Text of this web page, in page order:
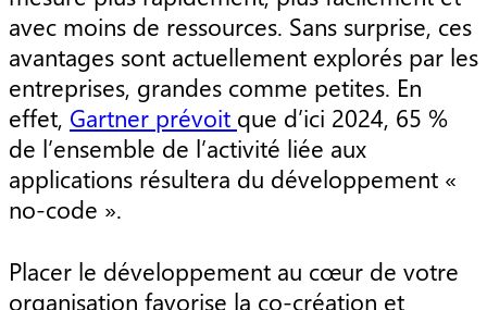
avec moins de ressources. Sans surprise, ces
avantages sont actuellement explorés par les
entreprises, grandes comme petites. En
effet, Gartner prévoit que d’ici 2024, 65 %
de l’ensemble de l’activité liée aux
applications résultera du développement «
no-code ».
Placer le développement au cœur de votre
organisation favorise la co-création et